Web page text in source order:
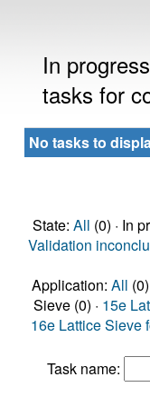
In
tasks for
No tasks to
State: All (0) · In
Validation
Application: All (0)
Sieve (0) · 15e
16e Lattice Sieve
Task name: